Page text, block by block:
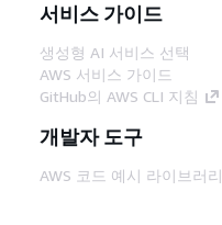
서비스 가이드
생성형 AI 서비스 선택
AWS 서비스 가이드
GitHub의 AWS CLI 지침
개발자 도구
AWS 코드 예시 라이브러리